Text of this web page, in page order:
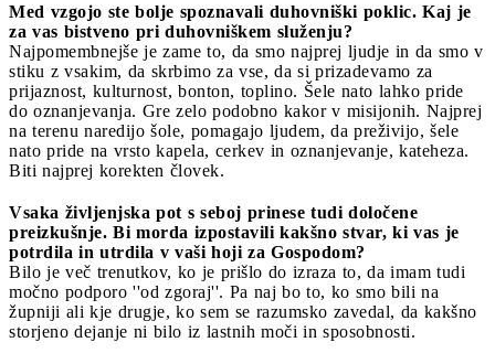
Med vzgojo ste bolje spoznavali duhovniški poklic. Kaj je
za vas bistveno pri duhovniškem služenju?
Najpomembnejše je zame to, da smo najprej ljudje in da smo v
stiku z vsakim, da skrbimo za vse, da si prizadevamo za
prijaznost, kulturnost, bonton, toplino. Šele nato lahko pride
do oznanjevanja. Gre zelo podobno kakor v misijonih. Najprej
na terenu naredijo šole, pomagajo ljudem, da preživijo, šele
nato pride na vrsto kapela, cerkev in oznanjevanje, kateheza.
Biti najprej korekten človek.
Vsaka življenjska pot s seboj prinese tudi določene
preizkušnje. Bi morda izpostavili kakšno stvar, ki vas je
potrdila in utrdila v vaši hoji za Gospodom?
Bilo je več trenutkov, ko je prišlo do izraza to, da imam tudi
močno podporo ''od zgoraj''. Pa naj bo to, ko smo bili na
župniji ali kje drugje, ko sem se razumsko zavedal, da kakšno
storjeno dejanje ni bilo iz lastnih moči in sposobnosti.